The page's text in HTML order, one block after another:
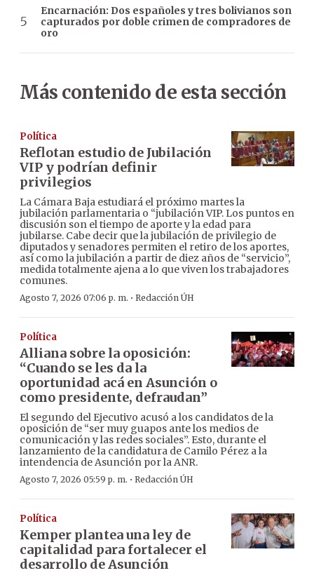
Encarnación: Dos españoles y tres bolivianos son
capturados por doble crimen de compradores de
oro
Más contenido de esta sección
Política
Reflotan estudio de Jubilación
VIP y podrían definir
privilegios
La Cámara Baja estudiará el próximo martes la
jubilación parlamentaria o “jubilación VIP. Los puntos en
discusión son el tiempo de aporte y la edad para
jubilarse. Cabe decir que la jubilación de privilegio de
diputados y senadores permiten el retiro de los aportes,
así como la jubilación a partir de diez años de “servicio”,
medida totalmente ajena a lo que viven los trabajadores
comunes.
Agosto 7, 2026 07:06 p. m. · Redacción ÚH
Política
Alliana sobre la oposición:
“Cuando se les da la
oportunidad acá en Asunción o
como presidente, defraudan”
El segundo del Ejecutivo acusó a los candidatos de la
oposición de “ser muy guapos ante los medios de
comunicación y las redes sociales”. Esto, durante el
lanzamiento de la candidatura de Camilo Pérez a la
intendencia de Asunción por la ANR.
Agosto 7, 2026 05:59 p. m. · Redacción ÚH
Política
Kemper plantea una ley de
capitalidad para fortalecer el
desarrollo de Asunción